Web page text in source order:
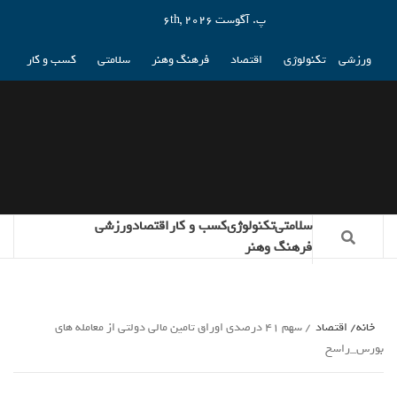
پ. آگوست 6th, 2026
ورزشی تکنولوژی اقتصاد فرهنگ وهنر سلامتی کسب و کار
سلامتیتکنولوژیکسب و کاراقتصادورزشی
فرهنگ وهنر
خانه اقتصاد
سهم 41 درصدی اوراق تامین مالی دولتی از معامله های
بورس_راسخ